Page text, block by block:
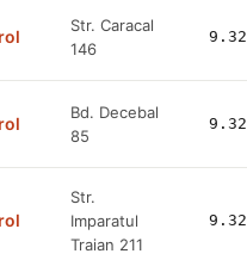
Str. Caracal
146
9.32
Bd. Decebal
85
9.32
Str.
Imparatul
Traian 211
9.32